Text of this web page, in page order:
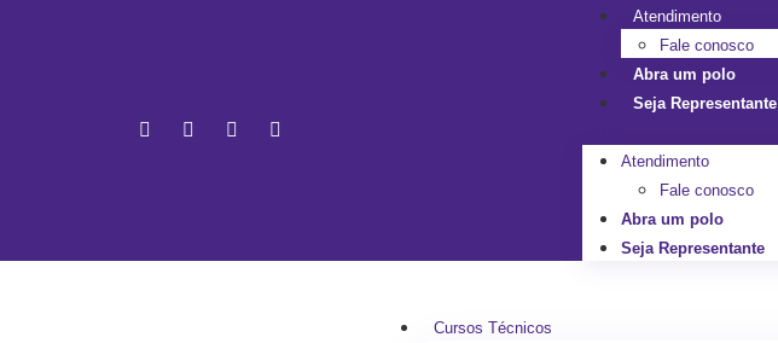
Atendimento
Fale conosco
Abra um polo
Seja Representante
Atendimento
Fale conosco
Abra um polo
Seja Representante
Cursos Técnicos